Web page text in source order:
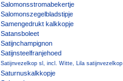
Salomonsstromabekertje
Salomonszegelbladstipje
Samengedrukt kalkkopje
Satansboleet
Satijnchampignon
Satijnsteelfranjehoed
Satijnvezelkop sl, incl. Witte, Lila satijnvezelkop
Saturnuskalkkopje